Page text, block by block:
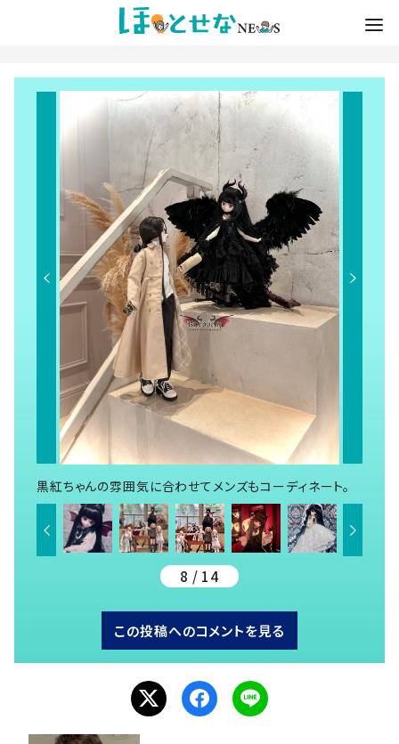
黒紅ちゃんの雰囲気に合わせてメンズもコーディネート。
8 / 14
この投稿へのコメントを見る